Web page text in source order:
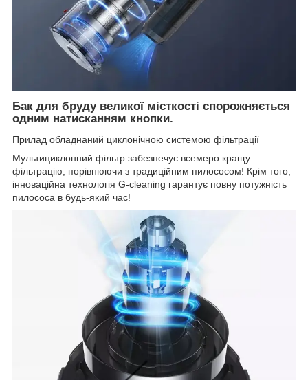
Бак для бруду великої місткості спорожняється
одним натисканням кнопки.
Прилад обладнаний циклонічною системою фільтрації
Мультициклонний фільтр забезпечує всемеро кращу
фільтрацію, порівнюючи з традиційним пилососом! Крім того,
інноваційна технологія G-cleaning гарантує повну потужність
пилососа в будь-який час!